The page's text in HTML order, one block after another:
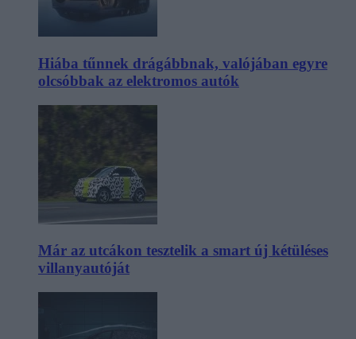
Hiába tűnnek drágábbnak, valójában egyre
olcsóbbak az elektromos autók
Már az utcákon tesztelik a smart új kétüléses
villanyautóját